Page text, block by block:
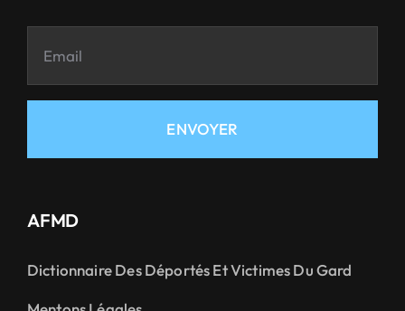
ENVOYER
AFMD
Dictionnaire Des Déportés Et Victimes Du Gard